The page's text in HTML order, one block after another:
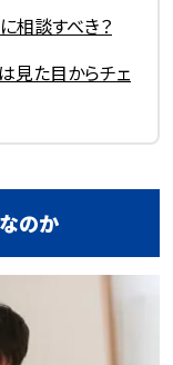
相談すべき？
見た目からチェ
のか